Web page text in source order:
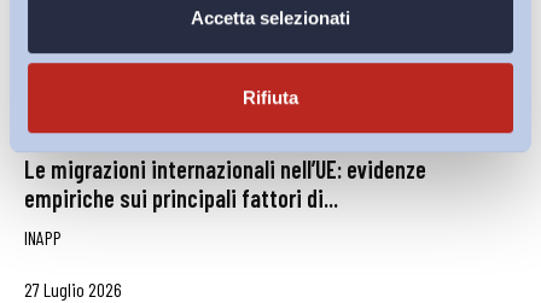
Accetta selezionati
Rifiuta
Le migrazioni internazionali nell’UE: evidenze
empiriche sui principali fattori di...
INAPP
27 Luglio 2026